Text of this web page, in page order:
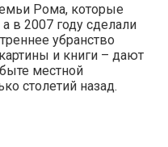
Рома, которые
в 2007 году сделали
убранство
и книги – дают
местной
столетий назад.